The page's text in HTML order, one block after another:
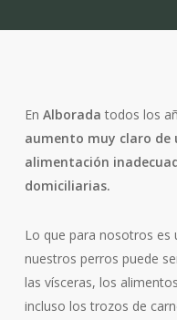
En Alborada todos los
aumento muy claro de
alimentación
domiciliarias.
Lo que para nosotros es
nuestros perros puede
las vísceras, los
incluso los trozos de